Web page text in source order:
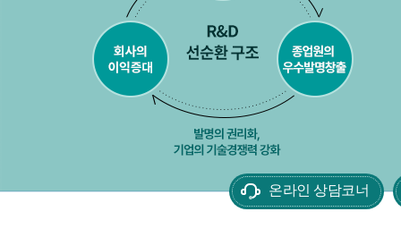
제도 도입 혜택
온라인 상담코너